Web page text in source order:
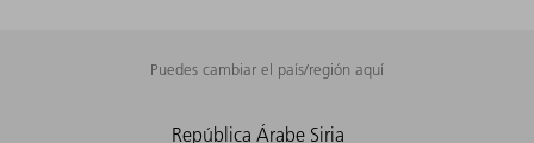
Puedes cambiar el país/región aquí